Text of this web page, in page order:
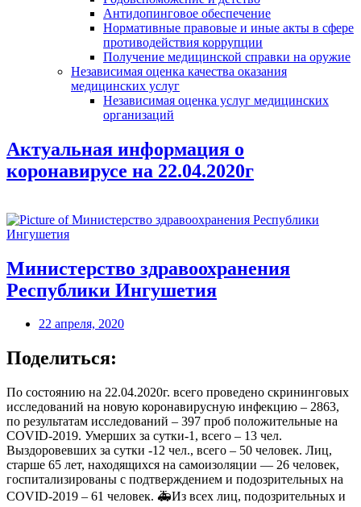
Антидопинговое обеспечение
Нормативные правовые и иные акты в сфере
противодействия коррупции
Получение медицинской справки на оружие
Независимая оценка качества оказания
медицинских услуг
Независимая оценка услуг медицинскиx
организаций
Актуальная информация о
коронавирусе на 22.04.2020г
Министерство здравоохранения
Республики Ингушетия
22 апреля, 2020
Поделиться:
По состоянию на 22.04.2020г. всего проведено скрининговых
исследований на новую коронавирусную инфекцию – 2863,
по результатам исследований – 397 проб положительные на
COVID-2019. Умерших за сутки-1, всего – 13 чел.
Выздоровевших за сутки -12 чел., всего – 50 человек. Лиц,
старше 65 лет, находящихся на самоизоляции — 26 человек,
госпитализированы с подтверждением и подозрительных на
COVID-2019 – 61 человек. 🚑Из всех лиц, подозрительных и